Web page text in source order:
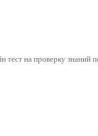
тест на проверку знаний